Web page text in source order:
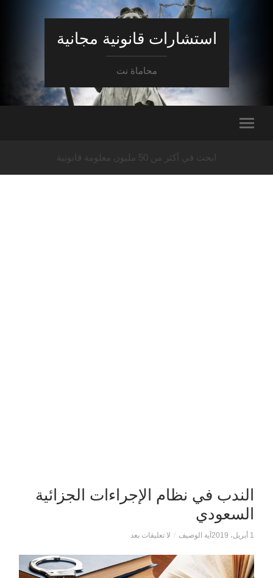
استشارات قانونية مجانية
محاماة نت
ابحث في أكثر من 50 مليون معلومة قانونية
الندب في نظام الإجراءات الجزائية
السعودي
1 أبريل، 2019 آية الوصيف / لا تعليقات بعد